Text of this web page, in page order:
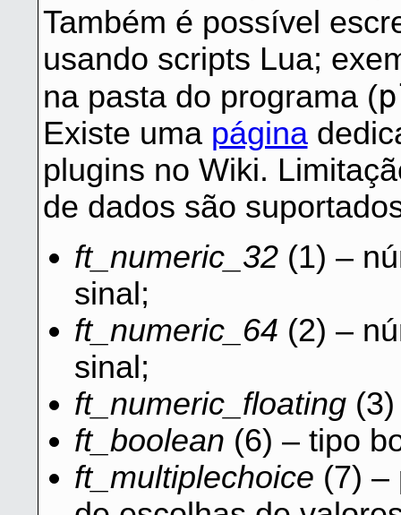
Também é possível
usando scripts Lua;
na pasta do programa (
Existe uma página
plugins no Wiki.
de dados são
ft_numeric_32(1) –
sinal;
ft_numeric_64 (2) –
sinal;
ft_numeric_floating(3)
ft_boolean (6) – tipo
ft_multiplechoice (7) –